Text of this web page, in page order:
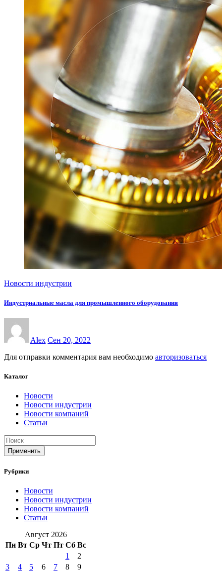
Новости индустрии
Индустриальные масла для промышленного оборудования
Alex Сен 20, 2022
Для отправки комментария вам необходимо авторизоваться
Каталог
Новости
Новости индустрии
Новости компаний
Статьи
Применить
Рубрики
Новости
Новости индустрии
Новости компаний
Статьи
Август 2026
Пн Вт Ср Чт Пт Сб Вс
1
2
3
4 5 6 7 8 9